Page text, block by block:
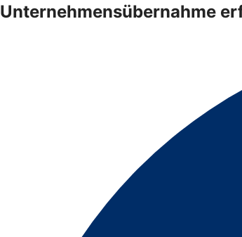
Unternehmensübernahme